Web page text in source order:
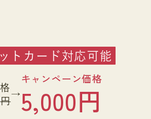
トカード対応可能
→
キャンペーン価格
5,000円